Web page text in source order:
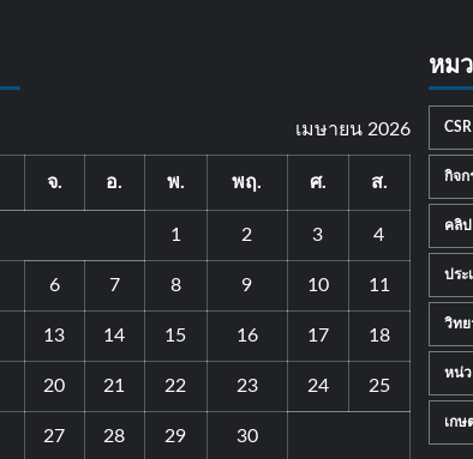
เมษายน 2026
จ. อ. พ. พฤ. ศ. ส.
1 2 3 4
6 7 8 9 10 11
13 14 15 16 17 18
20 21 22 23 24 25
27 28 29 30
หม
CSR
กิจก
คลิป
ประ
วิทย
หน่ว
เกษ